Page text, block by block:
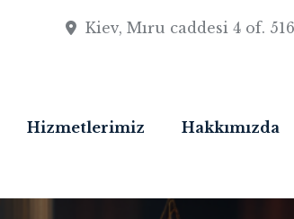
Kiev, Mıru caddesi 4 of. 516
Hizmetlerimiz Hakkımızda